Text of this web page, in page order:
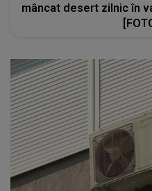
mâncat desert zilnic în